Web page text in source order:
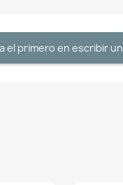
el primero en escribir